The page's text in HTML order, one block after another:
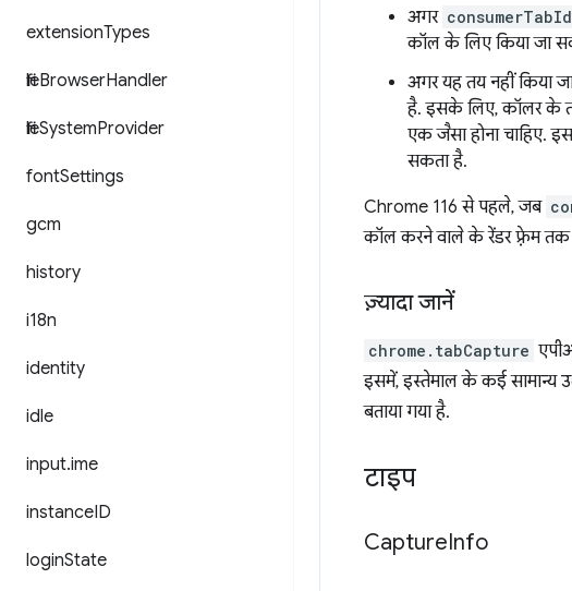
extensionTypes
fileBrowserHandler
fileSystemProvider
fontSettings
gcm
history
i18n
identity
idle
input.ime
instanceID
loginState
अगर consumerTabId
कॉल के लिए किया जा
अगर यह तय नहीं किया
है. इसके लिए, कॉलर के
एक जैसा होना चाहिए.
सकता है.
Chrome 116 से पहले, जब
कॉल करने वाले के रेंडर फ़्रेम तक
ज़्यादा जानें
chrome.tabCapture
इसमें, इस्तेमाल के कई सामान्य
बताया गया है.
टाइप
CaptureInfo